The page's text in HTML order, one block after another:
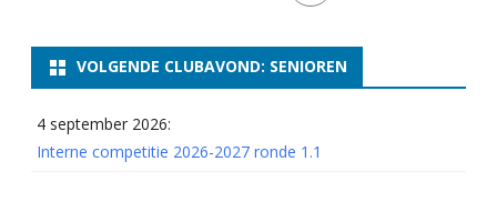
VOLGENDE CLUBAVOND: SENIOREN
4 september 2026:
Interne competitie 2026-2027 ronde 1.1